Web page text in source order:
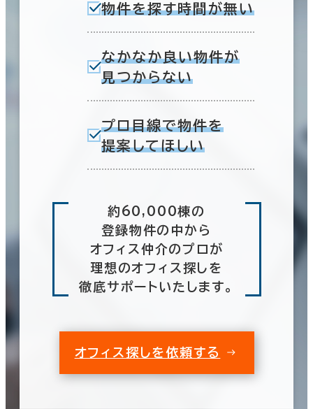
物件を探す時間が無い
なかなか良い物件が
見つからない
プロ目線で物件を
提案してほしい
約60,000棟の
登録物件の中から
オフィス仲介のプロが
理想のオフィス探しを
徹底サポートいたします。
オフィス探しを依頼する